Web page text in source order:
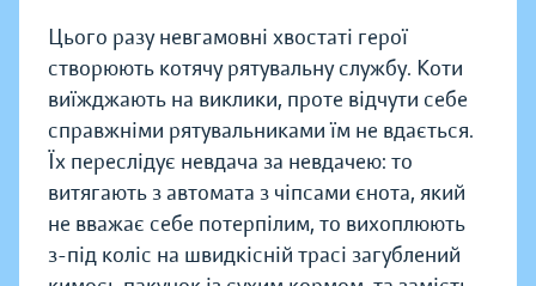
Цього разу невгамовні хвостаті герої
створюють котячу рятувальну службу. Коти
виїжджають на виклики, проте відчути себе
справжніми рятувальниками їм не вдається.
Їх переслідує невдача за невдачею: то
витягають з автомата з чіпсами єнота, який
не вважає себе потерпілим, то вихоплюють
з-під коліс на швидкісній трасі загублений